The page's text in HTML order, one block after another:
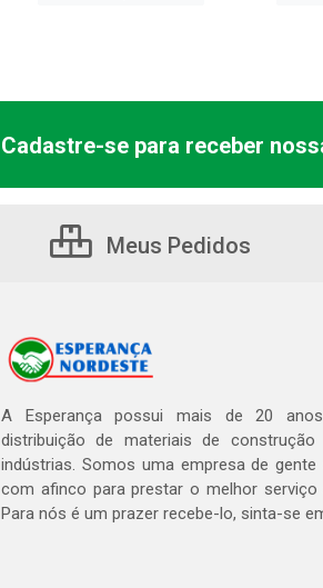
Cadastre-se para receber
Meus Pedidos
A Esperança possui mais de 20
distribuição de materiais de
indústrias. Somos uma empresa de
com afinco para prestar o melhor
Para nós é um prazer recebe-lo, sinta-se